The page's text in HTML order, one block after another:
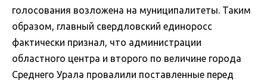
голосования возложена на муниципалитеты. Таким
образом, главный свердловский единоросс
фактически признал, что администрации
областного центра и второго по величине города
Среднего Урала провалили поставленные перед